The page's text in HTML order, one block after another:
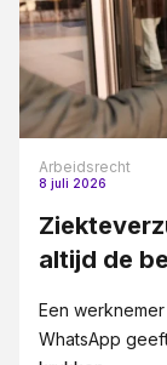
Arbeidsrecht
8 juli 2026
altijd de
Een
WhatsApp